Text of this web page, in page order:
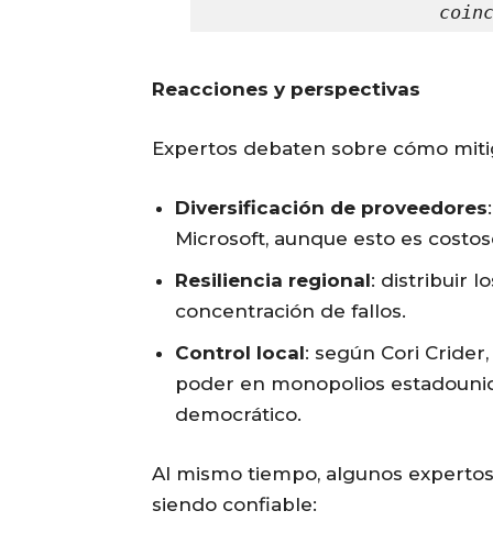
Reacciones y perspectivas
Expertos debaten sobre cómo
Diversificación de proveedores
Microsoft, aunque esto es
Resiliencia regional: distribuir
concentración de fallos.
Control local: según Cori
poder en monopolios
democrático.
Al mismo tiempo, algunos
siendo confiable: